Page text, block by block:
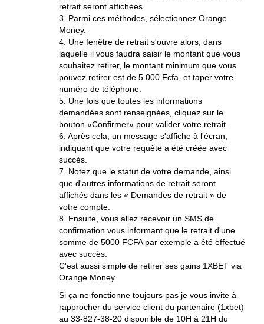
retrait seront affichées.
3. Parmi ces méthodes, sélectionnez Orange
Money.
4. Une fenêtre de retrait s'ouvre alors, dans
laquelle il vous faudra saisir le montant que vous
souhaitez retirer, le montant minimum que vous
pouvez retirer est de 5 000 Fcfa, et taper votre
numéro de téléphone.
5. Une fois que toutes les informations
demandées sont renseignées, cliquez sur le
bouton «Confirmer» pour valider votre retrait.
6. Après cela, un message s'affiche à l'écran,
indiquant que votre requête a été créée avec
succès.
7. Notez que le statut de votre demande, ainsi
que d'autres informations de retrait seront
affichés dans les « Demandes de retrait » de
votre compte.
8. Ensuite, vous allez recevoir un SMS de
confirmation vous informant que le retrait d'une
somme de 5000 FCFA par exemple a été effectué
avec succès.
C'est aussi simple de retirer ses gains 1XBET via
Orange Money.
Si ça ne fonctionne toujours pas je vous invite à
rapprocher du service client du partenaire (1xbet)
au 33-827-38-20 disponible de 10H à 21H du